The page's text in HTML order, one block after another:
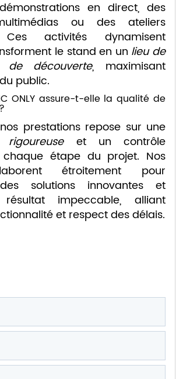
en direct, des
ou des ateliers
Ces activités dynamisent
le stand en un lieu de
découverte, maximisant
public.
ONLY assure-t-elle la qualité de
prestations repose sur une
rigoureuseet un contrôle
étape du projet. Nos
étroitement pour
solutions innovantes et
impeccable, alliant
et respect des délais.